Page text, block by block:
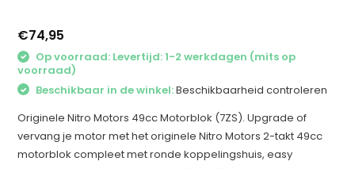
€74,95
Op voorraad: Levertijd: 1-2 werkdagen (mits op
voorraad)
Beschikbaar in de winkel:Beschikbaarheid controleren
Originele Nitro Motors 49cc Motorblok (7ZS). Upgrade of
vervang je motor met het originele Nitro Motors 2-takt 49cc
motorblok compleet met ronde koppelingshuis, easy